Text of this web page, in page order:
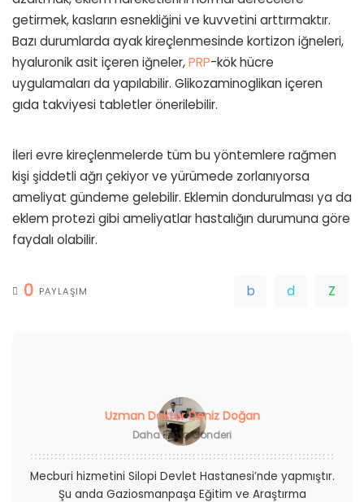
getirmek, kasların esnekliğini ve kuvvetini arttırmaktır.
Bazı durumlarda ayak kireçlenmesinde kortizon iğneleri,
hyaluronik asit içeren iğneler,PRP-kök hücre
uygulamaları da yapılabilir. Glikozaminoglikan içeren
gıda takviyesi tabletler önerilebilir.
İleri evre kireçlenmelerde tüm bu yöntemlere rağmen
kişi şiddetli ağrı çekiyor ve yürümede zorlanıyorsa
ameliyat gündeme gelebilir. Eklemin dondurulması ya da
eklem protezi gibi ameliyatlar hastalığın durumuna göre
faydalı olabilir.
0 PAYLAŞIM
Uzman Doktor Deniz Doğan
Daha Fazla Gönderi
Mecburi hizmetini Silopi Devlet Hastanesi’nde yapmıştır.
Şu anda Gaziosmanpaşa Eğitim ve Araştırma